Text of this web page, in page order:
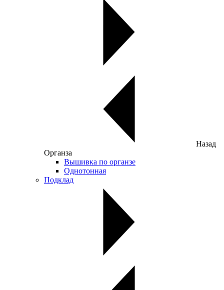
Назад
Органза
Вышивка по органзе
Однотонная
Подклад